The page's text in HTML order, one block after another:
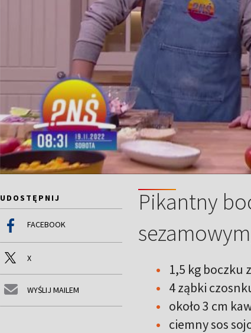
UDOSTĘPNIJ
FACEBOOK
X
WYŚLIJ MAILEM
Pikantny
1,5 kg boczku
4 ząbki
około 3 cm
ciemny sos